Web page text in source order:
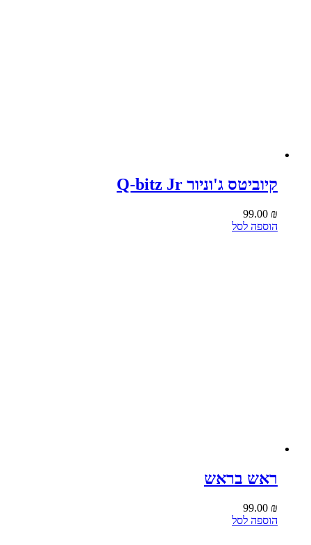
קיוביטס ג'וניור Q-bitz Jr
99.00 ₪
הוספה לסל
ראש בראש
99.00 ₪
הוספה לסל